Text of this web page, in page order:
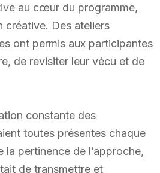
au cœur du programme,
créative. Des ateliers
ont permis aux participantes
de revisiter leur vécu et de
constante des
toutes présentes chaque
la pertinence de l’approche,
de transmettre et